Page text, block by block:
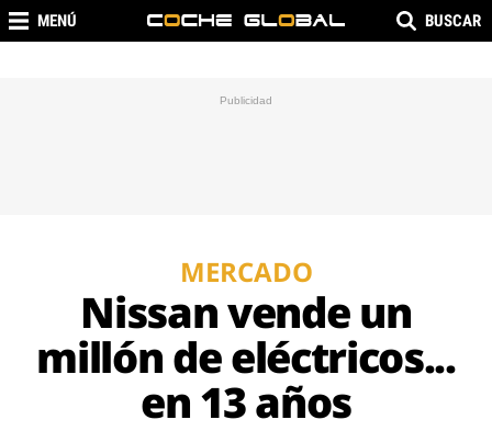
MENÚ BUSCAR
MERCADO
Nissan vende un
millón de eléctricos...
en 13 años